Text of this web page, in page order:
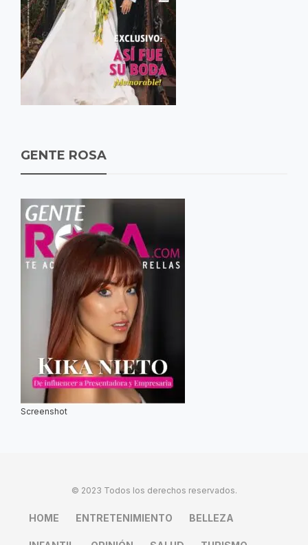
GENTE ROSA
Screenshot
© 2023 Todos los derechos reservados.
HOME ENTRETENIMIENTO BELLEZA